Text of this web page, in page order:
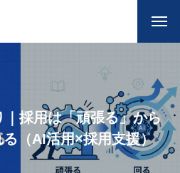
会社について
仕事について
採用について
採用は「頑張る」から
（AI活用×採用支援）